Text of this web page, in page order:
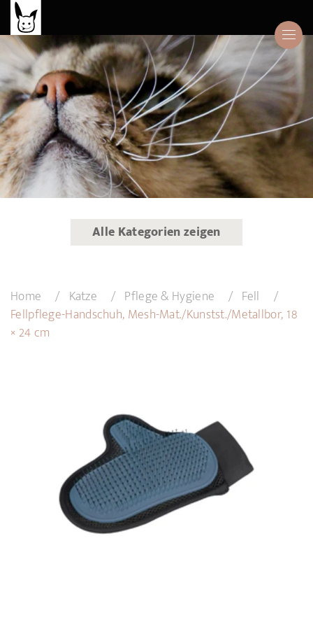
Alle Kategorien zeigen
Home Katze Pflege & Hygiene
Fell
Fellpflege-Handschuh, Mesh-Mat./Kunstst./Metallbor, 18
× 24 cm